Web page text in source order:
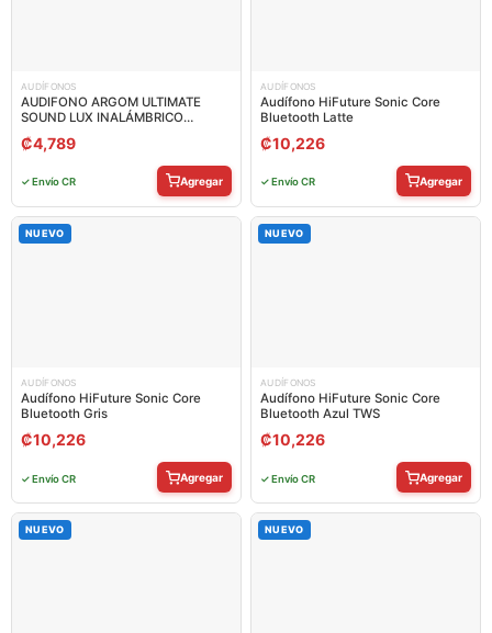
AUDÍFONOS
AUDIFONO ARGOM ULTIMATE
SOUND LUX INALÁMBRICO
₡4,789
✓ Envío CR Agregar
AUDÍFONOS
Audífono HiFuture Sonic Core
Bluetooth Latte
₡10,226
✓ Envío CR Agregar
NUEVO
AUDÍFONOS
Audífono HiFuture Sonic Core
Bluetooth Gris
₡10,226
✓ Envío CR Agregar
NUEVO
AUDÍFONOS
Audífono HiFuture Sonic Core
Bluetooth Azul TWS
₡10,226
✓ Envío CR Agregar
NUEVO NUEVO